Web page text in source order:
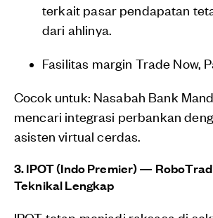
terkait pasar pendapatan
dari ahlinya.
Fasilitas margin Trade Now,
Cocok untuk: Nasabah Bank
mencari integrasi perbankan
asisten virtual cerdas.
3. IPOT (Indo Premier) —
Teknikal Lengkap